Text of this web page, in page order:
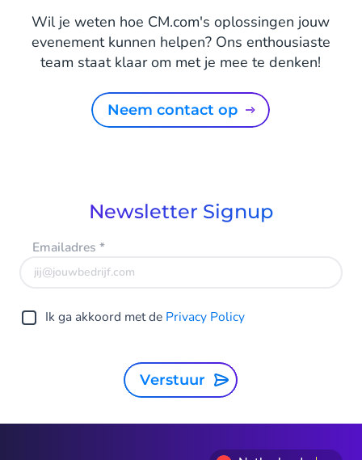
Wil je weten hoe CM.com's oplossingen jouw
evenement kunnen helpen? Ons enthousiaste
team staat klaar om met je mee te denken!
Neem contact op
Newsletter Signup
Emailadres *
Ik ga akkoord met de Privacy Policy
Verstuur